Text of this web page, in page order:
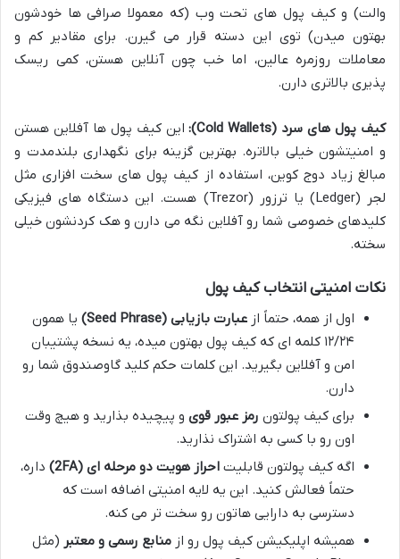
والت) و کیف پول های تحت وب (که معمولا صرافی ها خودشون
بهتون میدن) توی این دسته قرار می گیرن. برای مقادیر کم و
معاملات روزمره عالین، اما خب چون آنلاین هستن، کمی ریسک
پذیری بالاتری دارن.
کیف پول های سرد (Cold Wallets):
این کیف پول ها آفلاین هستن
و امنیتشون خیلی بالاتره. بهترین گزینه برای نگهداری بلندمدت و
مبالغ زیاد دوج کوین، استفاده از کیف پول های سخت افزاری مثل
لجر (Ledger) یا ترزور (Trezor) هست. این دستگاه های فیزیکی
کلیدهای خصوصی شما رو آفلاین نگه می دارن و هک کردنشون خیلی
سخته.
نکات امنیتی انتخاب کیف پول
اول از همه، حتماً از عبارت بازیابی (Seed Phrase)
یا همون
۱۲/۲۴ کلمه ای که کیف پول بهتون میده، یه نسخه پشتیبان
امن و آفلاین بگیرید. این کلمات حکم کلید گاوصندوق شما رو
دارن.
برای کیف پولتون رمز عبور قوی و پیچیده بذارید و هیچ وقت
اون رو با کسی به اشتراک نذارید.
اگه کیف پولتون قابلیت احراز هویت دو مرحله ای (2FA)
داره،
حتماً فعالش کنید. این یه لایه امنیتی اضافه است که
دسترسی به دارایی هاتون رو سخت تر می کنه.
همیشه اپلیکیشن کیف پول رو از منابع رسمی و معتبر (مثل